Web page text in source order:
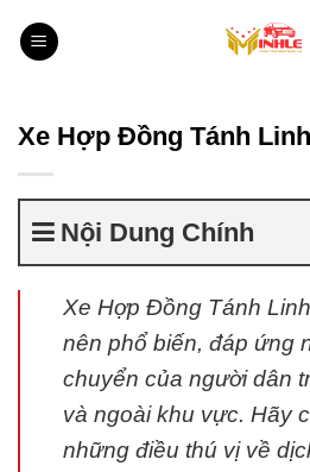
qua
Xe Hợp Đồng Tánh Linh
Nội Dung Chính
Xe Hợp Đồng Tánh
nên phổ biến, đáp ứng
chuyển của người dân
và ngoài khu vực. Hãy
những điều thú vị về